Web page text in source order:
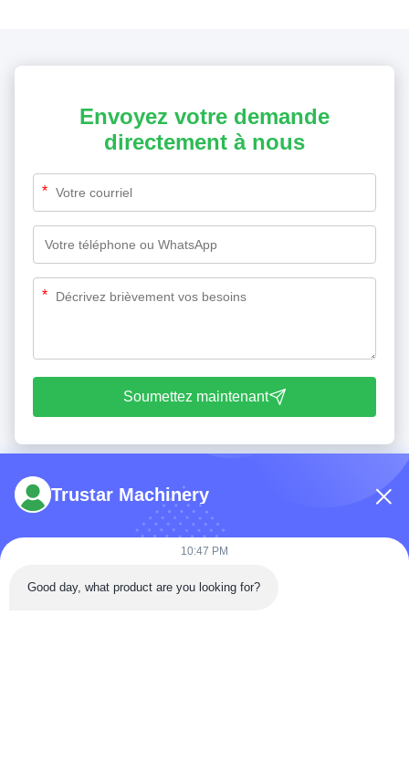
Envoyez votre demande
directement à nous
*
*
Soumettez maintenant
Tél: 86-180-5882-0351
Trustar Machinery
10:47 PM
Good day, what product are you looking for?